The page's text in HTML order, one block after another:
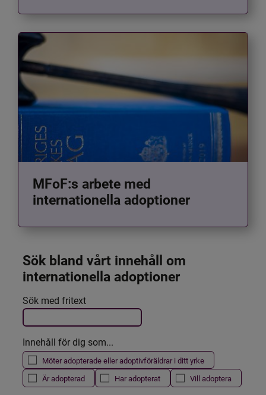
MFoF:s arbete med
internationella adoptioner
Sök bland vårt innehåll om
internationella adoptioner
Filtrera resultatet
Det här formuläret postas automatiskt
Sök med fritext
Innehåll för dig som...
Möter adopterade eller adoptivföräldrar i ditt yrke
Är adopterad
Har adopterat Vill adoptera